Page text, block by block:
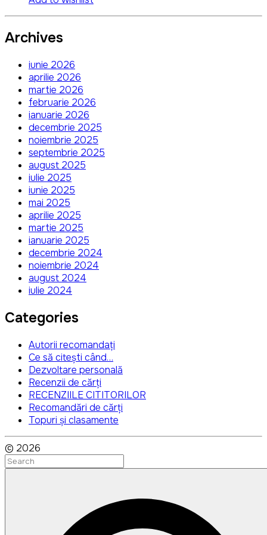
Archives
iunie 2026
aprilie 2026
martie 2026
februarie 2026
ianuarie 2026
decembrie 2025
noiembrie 2025
septembrie 2025
august 2025
iulie 2025
iunie 2025
mai 2025
aprilie 2025
martie 2025
ianuarie 2025
decembrie 2024
noiembrie 2024
august 2024
iulie 2024
Categories
Autorii recomandați
Ce să citești când…
Dezvoltare personală
Recenzii de cărți
RECENZIILE CITITORILOR
Recomandări de cărți
Topuri și clasamente
© 2026